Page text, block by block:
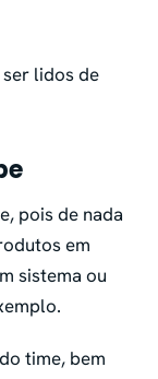
lidos de
pois de nada
em
sistema ou
time, bem